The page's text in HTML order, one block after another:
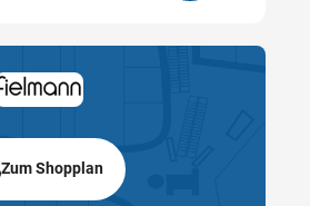
Zum Shopplan